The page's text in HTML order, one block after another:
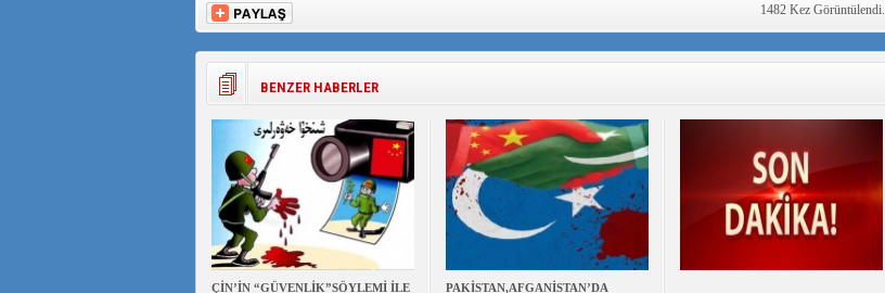
1482 Kez Görüntülendi.
BENZER HABERLER
ÇİN’İN “GÜVENLİK”SÖYLEMİ İLE PAKİSTAN,AFGANİSTAN’DA